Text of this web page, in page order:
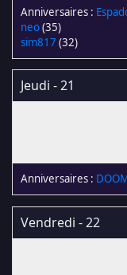
neo(35)
sim817 (32)
Jeudi - 21
Vendredi - 22